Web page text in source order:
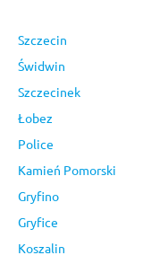
Szczecin
Świdwin
Szczecinek
Łobez
Police
Kamień Pomorski
Gryfino
Gryfice
Koszalin